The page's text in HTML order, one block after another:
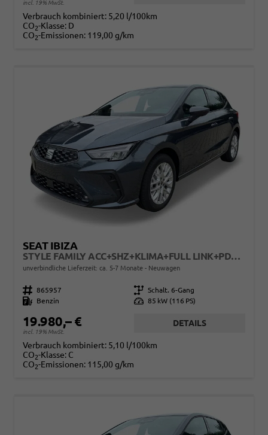
incl. 19% MwSt.
Verbrauch kombiniert: 5,20 l/100km
CO2-Klasse: D
CO2-Emissionen: 119,00 g/km
SEAT IBIZA
STYLE FAMILY ACC+SHZ+KLIMA+FULL LINK+PDC+LED+16" ALU
unverbindliche Lieferzeit: ca. 5-7 Monate Neuwagen
Fahrzeugnr. 865957 Getriebe Schalt. 6-Gang
Kraftstoff
Benzin Leistung 85 kW (116 PS)
19.980,– €
incl. 19% MwSt.
DETAILS
Verbrauch kombiniert: 5,10 l/100km
CO2-Klasse: C
CO2-Emissionen: 115,00 g/km